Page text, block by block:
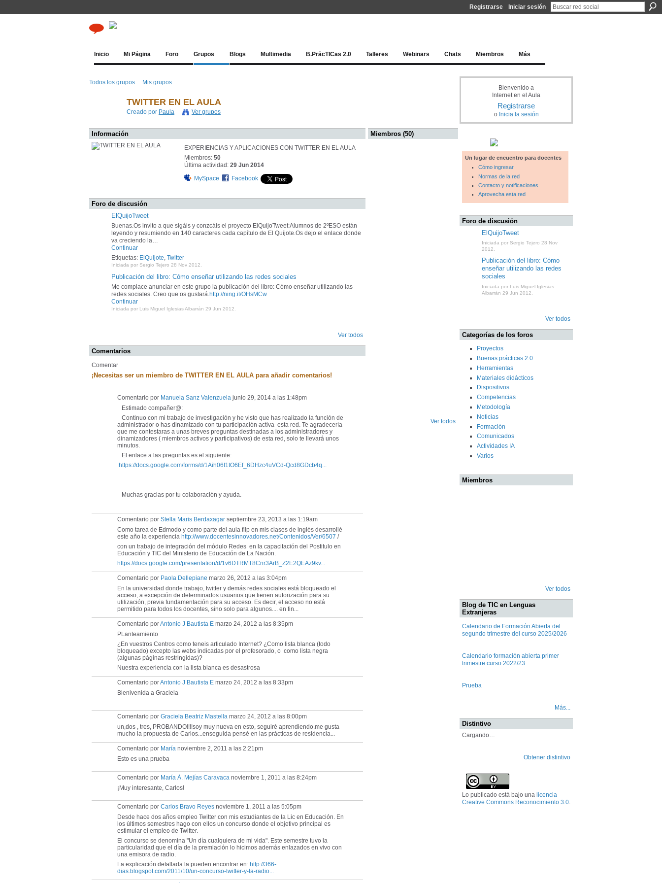
Registrarse Iniciar sesión
Inicio Mi Página Foro Grupos Blogs Multimedia B.PrácTICas 2.0 Talleres Webinars Chats Miembros Más
Todos los grupos Mis grupos
TWITTER EN EL AULA
Creado por Paula Ver grupos
Información
EXPERIENCIAS Y APLICACIONES CON TWITTER EN EL AULA
Miembros: 50
Última actividad: 29 Jun 2014
MySpace
Facebook
Foro de discusión
ElQuijoTweet
Buenas.Os invito a que sigáis y conzcáis el proyecto ElQuijoTweet:Alumnos de 2ºESO están
leyendo y resumiendo en 140 caracteres cada capítulo de El Quijote.Os dejo el enlace donde
va creciendo la…
Continuar
Etiquetas: ElQuijote, Twitter
Iniciada por Sergio Tejero 28 Nov 2012.
Publicación del libro: Cómo enseñar utilizando las redes sociales
Me complace anunciar en este grupo la publicación del libro: Cómo enseñar utilizando las
redes sociales. Creo que os gustará.http://ning.it/OHsMCw
Continuar
Iniciada por Luis Miguel Iglesias Albarrán 29 Jun 2012.
Ver todos
Comentarios
Comentar
¡Necesitas ser un miembro de TWITTER EN EL AULA para añadir comentarios!
Comentario por Manuela Sanz Valenzuela junio 29, 2014 a las 1:48pm
Estimado compañer@:
Continuo con mi trabajo de investigación y he visto que has realizado la función de
administrador o has dinamizado con tu participación activa esta red. Te agradecería
que me contestaras a unas breves preguntas destinadas a los administradores y
dinamizadores ( miembros activos y participativos) de esta red, solo te llevará unos
minutos.
El enlace a las preguntas es el siguiente:
https://docs.google.com/forms/d/1Aih06I1tO6Ef_6DHzc4uVCd-Qcd8GDcb4q...
Muchas gracias por tu colaboración y ayuda.
Comentario por Stella Maris Berdaxagar septiembre 23, 2013 a las 1:19am
Como tarea de Edmodo y como parte del aula flip en mis clases de inglés desarrollé
este año la experiencia http://www.docentesinnovadores.net/Contenidos/Ver/6507 /
con un trabajo de integración del módulo Redes en la capacitación del Postitulo en
Educación y TIC del Ministerio de Educación de La Nación.
https://docs.google.com/presentation/d/1v6DTRMT8Cnr3ArB_Z2E2QEAz9kv...
Comentario por Paola Dellepiane marzo 26, 2012 a las 3:04pm
En la universidad donde trabajo, twitter y demás redes sociales está bloqueado el
acceso, a excepción de determinados usuarios que tienen autorización para su
utilización, previa fundamentación para su acceso. Es decir, el acceso no está
permitido para todos los docentes, sino solo para algunos.... en fin...
Comentario porAntonio J Bautista E marzo 24, 2012 a las 8:35pm
PLanteamiento
¿En vuestros Centros como teneis articulado Internet? ¿Como lista blanca (todo
bloqueado) excepto las webs indicadas por el profesorado, o como lista negra
(algunas páginas restringidas)?
Nuestra experiencia con la lista blanca es desastrosa
Comentario porAntonio J Bautista E marzo 24, 2012 a las 8:33pm
Bienivenida a Graciela
Comentario por Graciela Beatriz Mastella marzo 24, 2012 a las 8:00pm
un,dos , tres, PROBANDO!!!!soy muy nueva en esto, seguirè aprendiendo.me gusta
mucho la propuesta de Carlos...enseguida pensè en las pràcticas de residencia...
Comentario por María noviembre 2, 2011 a las 2:21pm
Esto es una prueba
Comentario por María Á. Mejías Caravaca noviembre 1, 2011 a las 8:24pm
¡Muy interesante, Carlos!
Comentario por Carlos Bravo Reyes noviembre 1, 2011 a las 5:05pm
Desde hace dos años empleo Twitter con mis estudiantes de la Lic en Educación. En
los últimos semestres hago con ellos un concurso donde el objetivo principal es
estimular el empleo de Twitter.
El concurso se denomina "Un día cualquiera de mi vida". Este semestre tuvo la
particularidad que el día de la premiación lo hicimos además enlazados en vivo con
una emisora de radio.
La explicación detallada la pueden encontrar en: http://366-
dias.blogspot.com/2011/10/un-concurso-twitter-y-la-radio...
Miembros (50)
Ver todos
Bienvenido a
Internet en el Aula
Registrarse
o Inicia la sesión
Un lugar de encuentro para docentes
Cómo ingresar
Normas de la red
Contacto y notificaciones
Aprovecha esta red
Foro de discusión
ElQuijoTweet
Iniciada por Sergio Tejero 28 Nov
2012.
Publicación del libro: Cómo
enseñar utilizando las redes
sociales
Iniciada por Luis Miguel Iglesias
Albarrán 29 Jun 2012.
Ver todos
Categorías de los foros
Proyectos
Buenas prácticas 2.0
Herramientas
Materiales didácticos
Dispositivos
Competencias
Metodología
Noticias
Formación
Comunicados
Actividades IA
Varios
Miembros
Ver todos
Blog de TIC en Lenguas
Extranjeras
Calendario de Formación Abierta del
segundo trimestre del curso 2025/2026
Calendario formación abierta primer
trimestre curso 2022/23
Prueba
Más...
Distintivo
Cargando…
Obtener distintivo
Lo publicado está bajo una licencia
Creative Commons Reconocimiento 3.0